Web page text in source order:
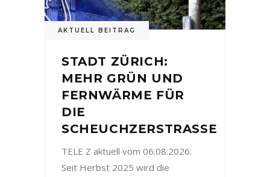
AKTUELL BEITRAG
STADT ZÜRICH:
MEHR GRÜN UND
FERNWÄRME FÜR
DIE
SCHEUCHZERSTRASSE
TELE Z aktuell vom 06.08.2026:
Seit Herbst 2025 wird die